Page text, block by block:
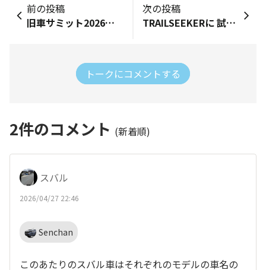
前の投稿
旧車サミット2026へ来ています。スバルの旧車発見‼️言わずと知れた360、てんとう虫スバル初代インプ2ドアクーペ♪やっぱりいいですよね‼️
次の投稿
TRAILSEEKERに 試乗してきました。​実はEVにはなんとなく否定的だったのですが…​これはちょっと考えが変わるかも。​静かだし、アクセルのツキがすごくダイレクトで運転していて気持ちいい。​正直おもしろかったです。​ただ、価格とボディサイズは自分にはハードル高め…。​でもEVの印象はかなり変わりました。
トークにコメントする
2件のコメント (新着順)
スバル
2026/04/27 22:46
Senchan
このあたりのスバル車はそれぞれのモデルの車名の